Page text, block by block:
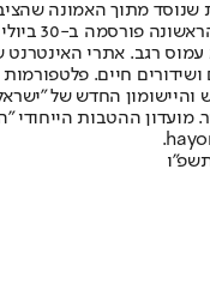
מתוך האמונה
ושידורים חיים.
החדש והיישומון החדש
מועדון ההטבות